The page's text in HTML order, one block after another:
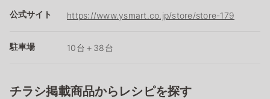
公式サイト https://www.ysmart.co.jp/store/store-179
駐車場 10台＋38台
チラシ掲載商品からレシピを探す